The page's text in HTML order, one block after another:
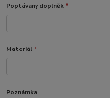
Poptávaný doplněk *
Materiál *
Poznámka